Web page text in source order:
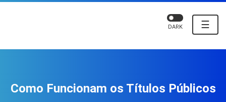
☰
DARK
Como Funcionam os Títulos Públicos